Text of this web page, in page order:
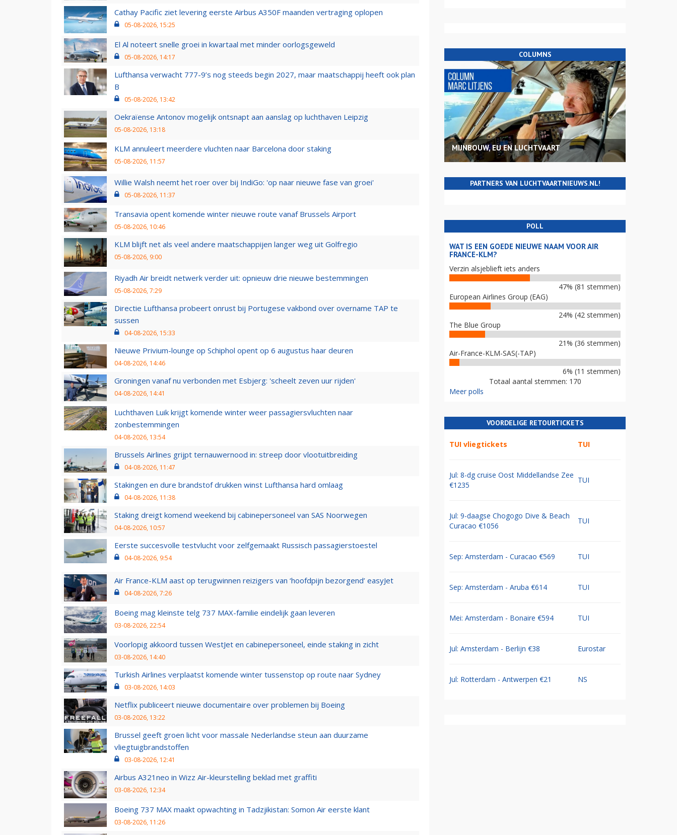
Cathay Pacific ziet levering eerste Airbus A350F maanden vertraging oplopen
05-08-2026, 15:25
El Al noteert snelle groei in kwartaal met minder oorlogsgeweld
05-08-2026, 14:17
Lufthansa verwacht 777-9’s nog steeds begin 2027, maar maatschappij heeft ook plan
B
05-08-2026, 13:42
Oekraïense Antonov mogelijk ontsnapt aan aanslag op luchthaven Leipzig
05-08-2026, 13:18
KLM annuleert meerdere vluchten naar Barcelona door staking
05-08-2026, 11:57
Willie Walsh neemt het roer over bij IndiGo: 'op naar nieuwe fase van groei'
05-08-2026, 11:37
Transavia opent komende winter nieuwe route vanaf Brussels Airport
05-08-2026, 10:46
KLM blijft net als veel andere maatschappijen langer weg uit Golfregio
05-08-2026, 9:00
Riyadh Air breidt netwerk verder uit: opnieuw drie nieuwe bestemmingen
05-08-2026, 7:29
Directie Lufthansa probeert onrust bij Portugese vakbond over overname TAP te
sussen
04-08-2026, 15:33
Nieuwe Privium-lounge op Schiphol opent op 6 augustus haar deuren
04-08-2026, 14:46
Groningen vanaf nu verbonden met Esbjerg: 'scheelt zeven uur rijden'
04-08-2026, 14:41
Luchthaven Luik krijgt komende winter weer passagiersvluchten naar
zonbestemmingen
04-08-2026, 13:54
Brussels Airlines grijpt ternauwernood in: streep door vlootuitbreiding
04-08-2026, 11:47
Stakingen en dure brandstof drukken winst Lufthansa hard omlaag
04-08-2026, 11:38
Staking dreigt komend weekend bij cabinepersoneel van SAS Noorwegen
04-08-2026, 10:57
Eerste succesvolle testvlucht voor zelfgemaakt Russisch passagierstoestel
04-08-2026, 9:54
Air France-KLM aast op terugwinnen reizigers van ‘hoofdpijn bezorgend’ easyJet
04-08-2026, 7:26
Boeing mag kleinste telg 737 MAX-familie eindelijk gaan leveren
03-08-2026, 22:54
Voorlopig akkoord tussen WestJet en cabinepersoneel, einde staking in zicht
03-08-2026, 14:40
Turkish Airlines verplaatst komende winter tussenstop op route naar Sydney
03-08-2026, 14:03
Netflix publiceert nieuwe documentaire over problemen bij Boeing
03-08-2026, 13:22
Brussel geeft groen licht voor massale Nederlandse steun aan duurzame
vliegtuigbrandstoffen
03-08-2026, 12:41
Airbus A321neo in Wizz Air-kleurstelling beklad met graffiti
03-08-2026, 12:34
Boeing 737 MAX maakt opwachting in Tadzjikistan: Somon Air eerste klant
03-08-2026, 11:26
COLUMNS
MIJNBOUW, EU EN LUCHTVAART
PARTNERS VAN LUCHTVAARTNIEUWS.NL!
POLL
WAT IS EEN GOEDE NIEUWE NAAM VOOR AIR
FRANCE-KLM?
Verzin alsjeblieft iets anders
47% (81 stemmen)
European Airlines Group (EAG)
24% (42 stemmen)
The Blue Group
21% (36 stemmen)
Air-France-KLM-SAS(-TAP)
6% (11 stemmen)
Totaal aantal stemmen: 170
Meer polls
VOORDELIGE RETOURTICKETS
TUI vliegtickets TUI
Jul: 8-dg cruise Oost Middellandse Zee
€1235
TUI
Jul: 9-daagse Chogogo Dive & Beach
Curacao €1056
TUI
Sep: Amsterdam - Curacao €569 TUI
Sep: Amsterdam - Aruba €614 TUI
Mei: Amsterdam - Bonaire €594 TUI
Jul: Amsterdam - Berlijn €38 Eurostar
Jul: Rotterdam - Antwerpen €21 NS